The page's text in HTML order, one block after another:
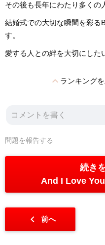
その後も長年にわたり多くの
結婚式での大切な瞬間を彩る
す。
愛する人との絆を大切にした
expand_lessランキング
問題を報告する
続き
And I Love
chevron_left 前へ